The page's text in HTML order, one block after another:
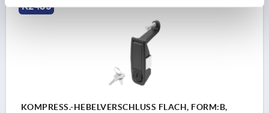
K2483
KOMPRESS.-HEBELVERSCHLUSS FLACH, FORM:B,